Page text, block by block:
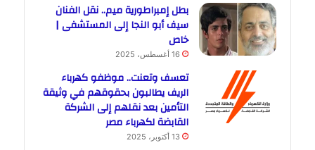
بطل إمبراطورية ميم.. نقل الفنان
سيف أبو النجا إلى المستشفى |
خاص
16 أغسطس، 2025
تعسف وتعنت.. موظفو كهرباء
الريف يطالبون بحقوقهم في وثيقة
التأمين بعد نقلهم إلى الشركة
القابضة لكهرباء مصر
13 أكتوبر، 2025